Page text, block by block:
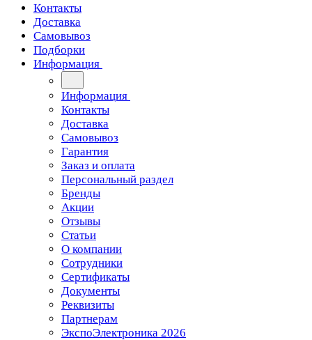
Контакты
Доставка
Самовывоз
Подборки
Информация
Информация
Контакты
Доставка
Самовывоз
Гарантия
Заказ и оплата
Персональный раздел
Бренды
Акции
Отзывы
Статьи
О компании
Сотрудники
Сертификаты
Документы
Реквизиты
Партнерам
ЭкспоЭлектроника 2026